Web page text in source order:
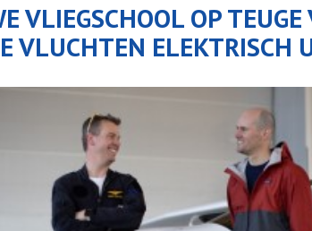
VLIEGSCHOOL OP
VLUCHTEN ELEKTRISCH